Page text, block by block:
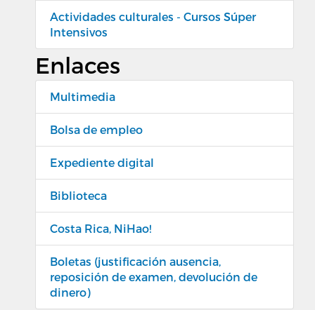
Actividades culturales - Cursos Súper
Intensivos
Enlaces
Multimedia
Bolsa de empleo
Expediente digital
Biblioteca
Costa Rica, NiHao!
Boletas (justificación ausencia,
reposición de examen, devolución de
dinero)